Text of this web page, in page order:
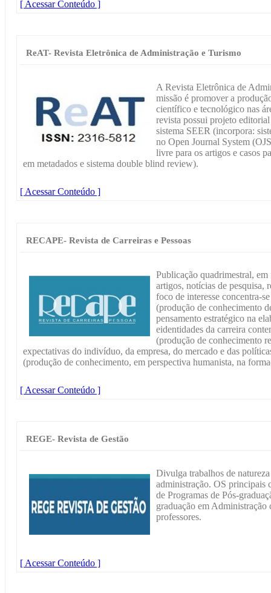
[ Acessar Conteúdo ]
ReAT- Revista Eletrônica de Administração e Turismo
A Revista Eletrônica de
missão é promover a
científico e tecnológico nas
revista possui projeto
sistema SEER (incorpora:
no Open Journal System
livre para os artigos e casos
em metadados e sistema double blind review).
[ Acessar Conteúdo ]
RECAPE- Revista de Carreiras e Pessoas
Publicação quadrimestral,
artigos, notícias de pesquisa,
foco de interesse concentra-
(produção de conhecimento
pensamento estratégico na
eidentidades da carreira
(produção de conhecimento
expectativas do indivíduo, da empresa, do mercado e das
(produção de conhecimento, em perspectiva humanista, na
[ Acessar Conteúdo ]
REGE- Revista de Gestão
Divulga trabalhos de
administração. OS principais
de Programas de Pós-
graduação em
professores.
[ Acessar Conteúdo ]